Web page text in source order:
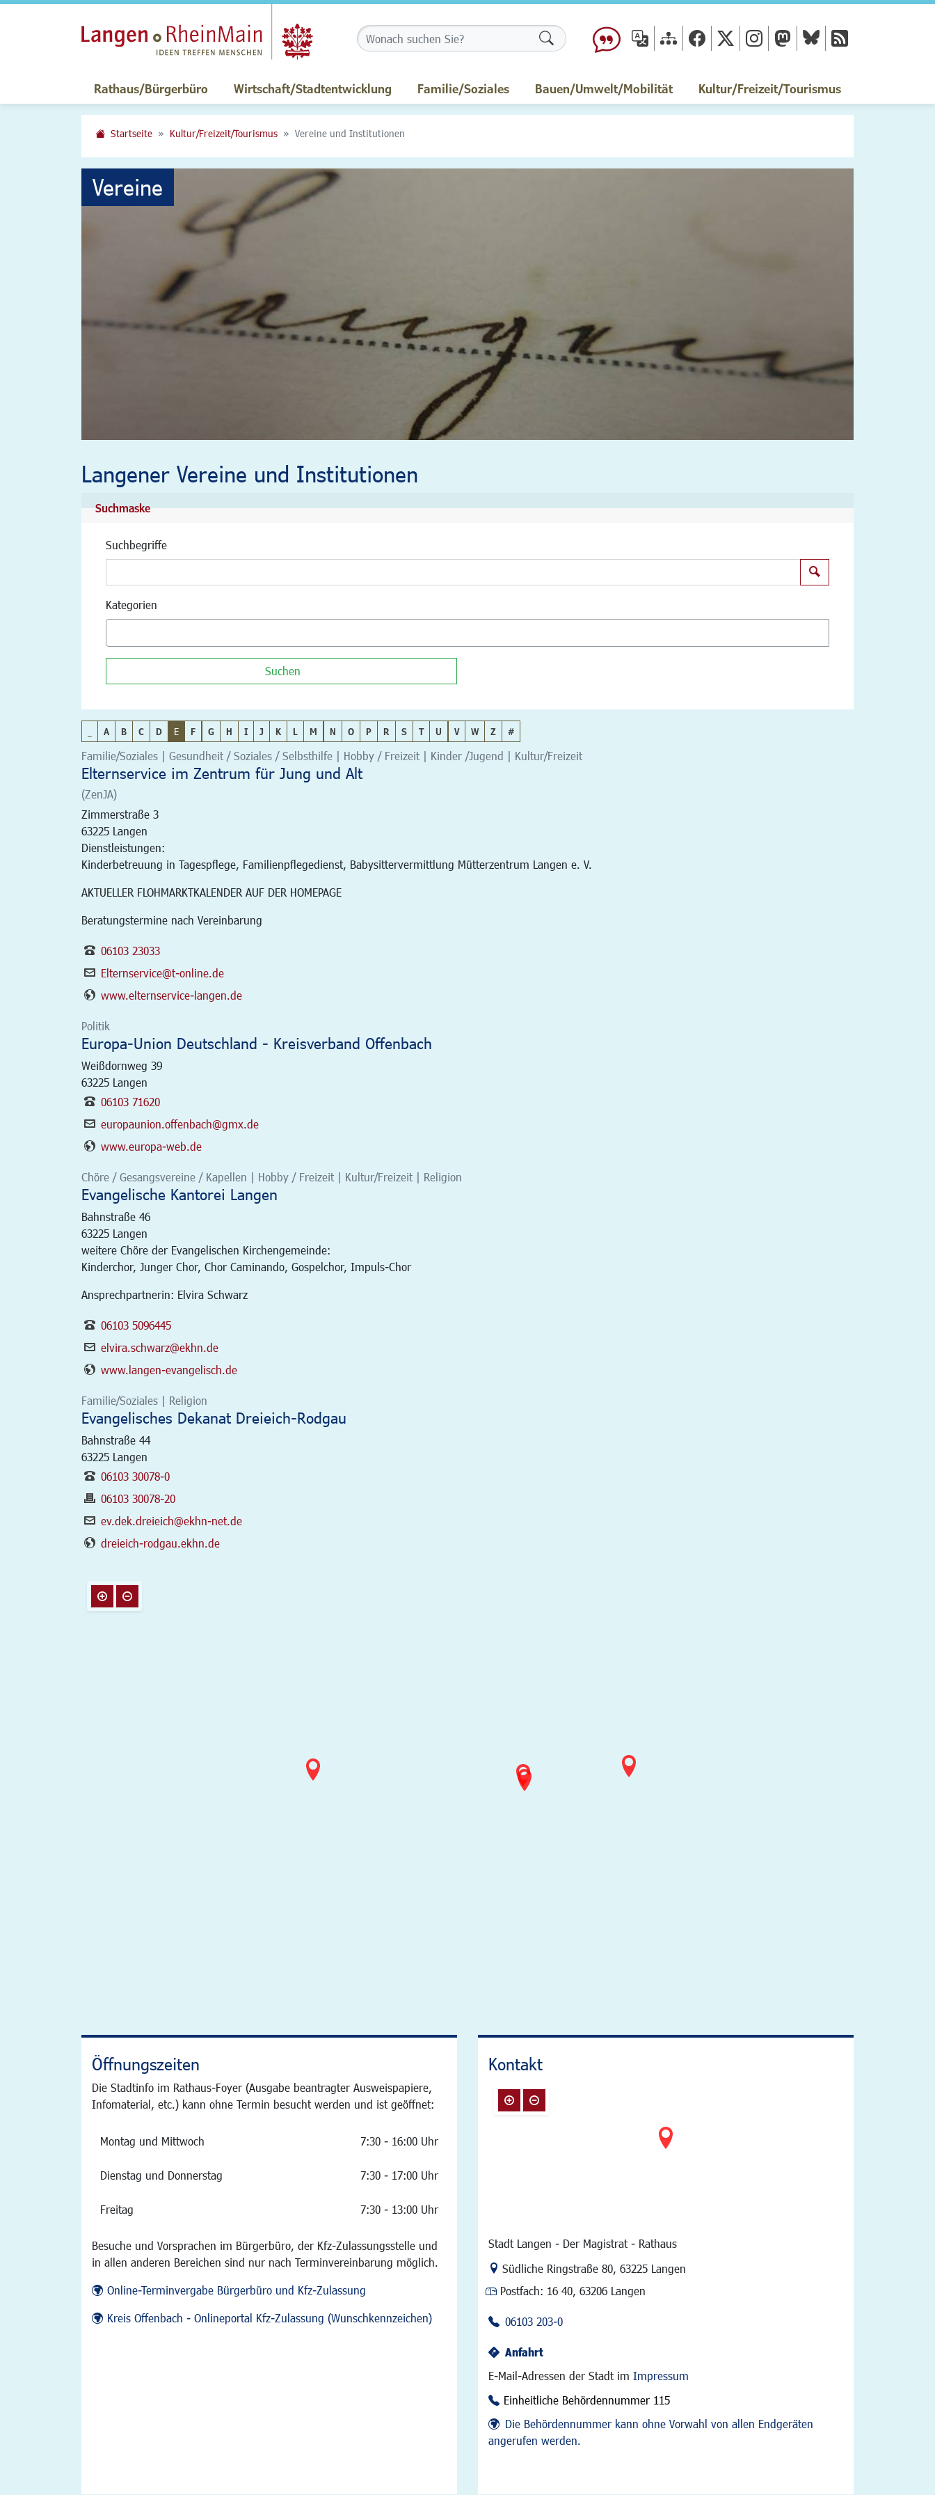
Formularschaltfläche
Rathaus/Bürgerbüro Wirtschaft/Stadtentwicklung Familie/Soziales Bauen/Umwelt/Mobilität Kultur/Freizeit/Tourismus
Startseite Kultur/Freizeit/Tourismus Vereine und Institutionen
Vereine
Langener Vereine und Institutionen
Suchmaske
Suchbegriffe
Kategorien
Suchen
A B C D E F G H I J K L M N O P R S T U V W Z #
Familie/Soziales | Gesundheit / Soziales / Selbsthilfe | Hobby / Freizeit | Kinder /Jugend | Kultur/Freizeit
Elternservice im Zentrum für Jung und Alt
(ZenJA)
Zimmerstraße 3
63225 Langen
Dienstleistungen:
Kinderbetreuung in Tagespflege, Familienpflegedienst, Babysittervermittlung Mütterzentrum Langen e. V.
AKTUELLER FLOHMARKTKALENDER AUF DER HOMEPAGE
Beratungstermine nach Vereinbarung
06103 23033
Elternservice@t-online.de
www.elternservice-langen.de
Politik
Europa-Union Deutschland - Kreisverband Offenbach
Weißdornweg 39
63225 Langen
06103 71620
europaunion.offenbach@gmx.de
www.europa-web.de
Chöre / Gesangsvereine / Kapellen | Hobby / Freizeit | Kultur/Freizeit | Religion
Evangelische Kantorei Langen
Bahnstraße 46
63225 Langen
weitere Chöre der Evangelischen Kirchengemeinde:
Kinderchor, Junger Chor, Chor Caminando, Gospelchor, Impuls-Chor
Ansprechpartnerin: Elvira Schwarz
06103 5096445
elvira.schwarz@ekhn.de
www.langen-evangelisch.de
Familie/Soziales | Religion
Evangelisches Dekanat Dreieich-Rodgau
Bahnstraße 44
63225 Langen
06103 30078-0
06103 30078-20
ev.dek.dreieich@ekhn-net.de
dreieich-rodgau.ekhn.de
Öffnungszeiten
Die Stadtinfo im Rathaus-Foyer (Ausgabe beantragter Ausweispapiere,
Infomaterial, etc.) kann ohne Termin besucht werden und ist geöffnet:
Montag und Mittwoch 7:30 - 16:00 Uhr
Dienstag und Donnerstag 7:30 - 17:00 Uhr
Freitag 7:30 - 13:00 Uhr
Besuche und Vorsprachen im Bürgerbüro, der Kfz-Zulassungsstelle und
in allen anderen Bereichen sind nur nach Terminvereinbarung möglich.
Online-Terminvergabe Bürgerbüro und Kfz-Zulassung
Kreis Offenbach - Onlineportal Kfz-Zulassung (Wunschkennzeichen)
Kontakt
Stadt Langen - Der Magistrat - Rathaus
Link zur Google-Maps Navigation
Südliche Ringstraße 80, 63225 Langen
Postfach: 16 40, 63206 Langen
06103 203-0
Anfahrt
E-Mail-Adressen der Stadt im Impressum
Einheitliche Behördennummer 115
Die Behördennummer kann ohne Vorwahl von allen Endgeräten
angerufen werden.